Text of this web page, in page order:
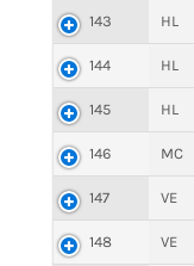
143 HL
144 HL
145 HL
146 MC
147 VE
148 VE